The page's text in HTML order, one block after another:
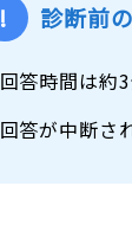
! 診断前
回答時間は約3
回答が中断さ